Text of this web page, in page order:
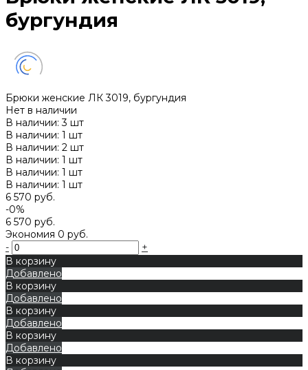
бургундия
Брюки женские ЛК 3019, бургундия
Нет в наличии
В наличии: 3 шт
В наличии: 1 шт
В наличии: 2 шт
В наличии: 1 шт
В наличии: 1 шт
В наличии: 1 шт
6 570 руб.
-0%
6 570 руб.
Экономия 0 руб.
-
+
В корзину
Добавлено
В корзину
Добавлено
В корзину
Добавлено
В корзину
Добавлено
В корзину